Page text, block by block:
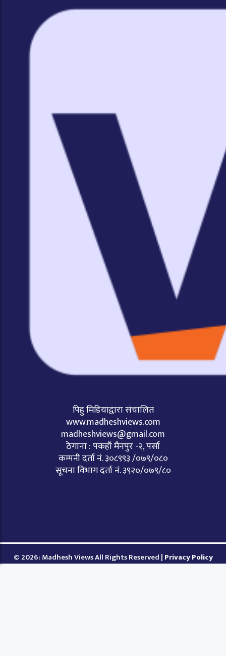
पिहु मिडियाद्वारा संचालित
www.madheshviews.com
madheshviews@gmail.com
ठेगाना : पकहाँ मैनपुर -२, पर्सा
कम्पनी दर्ता नं. ३०८९९३ /०७९/०८०
सूचना विभाग दर्ता नं. ३९२०/०७९/८०
© 2026: Madhesh Views All Rights Reserved | Privacy Policy